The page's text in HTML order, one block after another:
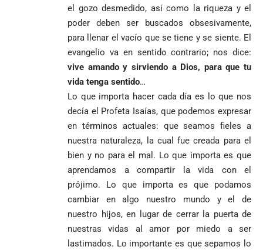
el gozo desmedido, así como la riqueza y el
poder deben ser buscados obsesivamente,
para llenar el vacío que se tiene y se siente. El
evangelio va en sentido contrario; nos dice:
vive amando y sirviendo a Dios, para que tu
vida tenga sentido…
Lo que importa hacer cada día es lo que nos
decía el Profeta Isaías, que podemos expresar
en términos actuales: que seamos fieles a
nuestra naturaleza, la cual fue creada para el
bien y no para el mal. Lo que importa es que
aprendamos a compartir la vida con el
prójimo. Lo que importa es que podamos
cambiar en algo nuestro mundo y el de
nuestro hijos, en lugar de cerrar la puerta de
nuestras vidas al amor por miedo a ser
lastimados. Lo importante es que sepamos lo